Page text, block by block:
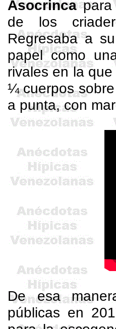
Asocrinca
de los
Regresaba a
papel como
rivales en la
¼ cuerpos sobre
a punta, con
De esa
públicas en